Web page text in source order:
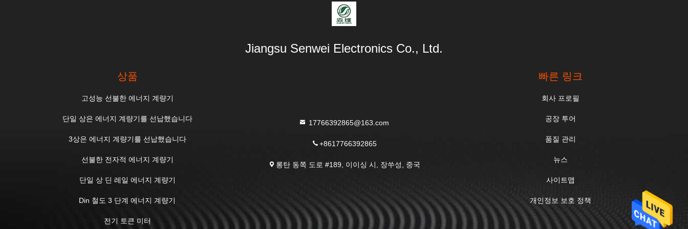
Jiangsu Senwei Electronics Co., Ltd.
상품
고성능 선불한 에너지 계량기
단일 상은 에너지 계량기를 선납했습니다
3상은 에너지 계량기를 선납했습니다
선불한 전자적 에너지 계량기
단일 상 딘 레일 에너지 계량기
Din 철도 3 단계 에너지 계량기
전기 토큰 미터
17766392865@163.com
+8617766392865
롱탄 동쪽 도로 #189, 이이싱 시, 장쑤성, 중국
빠른 링크
회사 프로필
공장 투어
품질 관리
뉴스
사이트맵
개인정보 보호 정책